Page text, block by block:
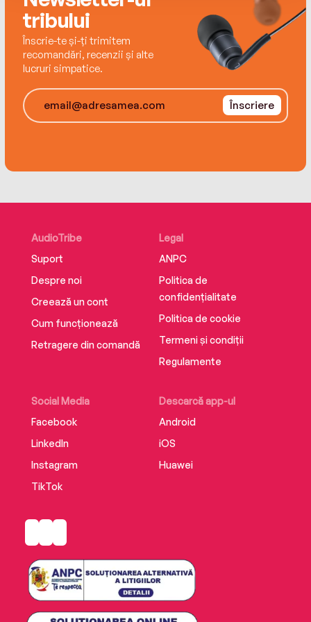
tribului
Înscrie-te și-ți trimitem
recomandări, recenzii și alte
lucruri simpatice.
Înscriere
AudioTribe
Suport
Despre noi
Creează un cont
Cum funcționează
Retragere din comandă
Social Media
Facebook
LinkedIn
Instagram
TikTok
Descarcă app-ul
Android
iOS
Huawei
Legal
ANPC
Politica de
confidențialitate
Politica de cookie
Termeni și condiții
Regulamente